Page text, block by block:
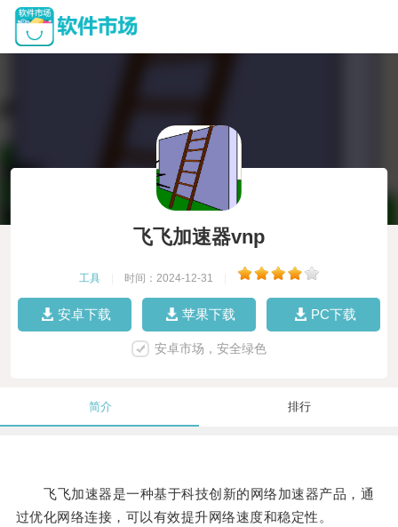
飞飞加速器vnp
工具 时间：2024-12-31
安卓下载 苹果下载 PC下载
安卓市场，安全绿色
简介 排行
飞飞加速器是一种基于科技创新的网络加速器产品，通
过优化网络连接，可以有效提升网络速度和稳定性。